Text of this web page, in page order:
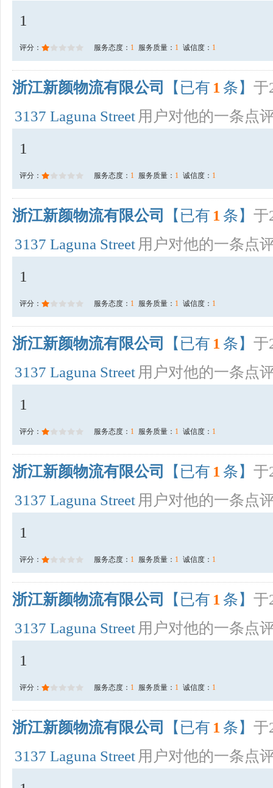
1
评分： 服务态度： 1 服务质量： 1 诚信度： 1
浙江新颜物流有限公司 【已有 1 条】 于
3137 Laguna Street 用户对他的一条点
1
评分： 服务态度： 1 服务质量： 1 诚信度： 1
浙江新颜物流有限公司 【已有 1 条】 于
3137 Laguna Street 用户对他的一条点
1
评分： 服务态度： 1 服务质量： 1 诚信度： 1
浙江新颜物流有限公司 【已有 1 条】 于
3137 Laguna Street 用户对他的一条点
1
评分： 服务态度： 1 服务质量： 1 诚信度： 1
浙江新颜物流有限公司 【已有 1 条】 于
3137 Laguna Street 用户对他的一条点
1
评分： 服务态度： 1 服务质量： 1 诚信度： 1
浙江新颜物流有限公司 【已有 1 条】 于
3137 Laguna Street 用户对他的一条点
1
评分： 服务态度： 1 服务质量： 1 诚信度： 1
浙江新颜物流有限公司 【已有 1 条】 于
3137 Laguna Street 用户对他的一条点